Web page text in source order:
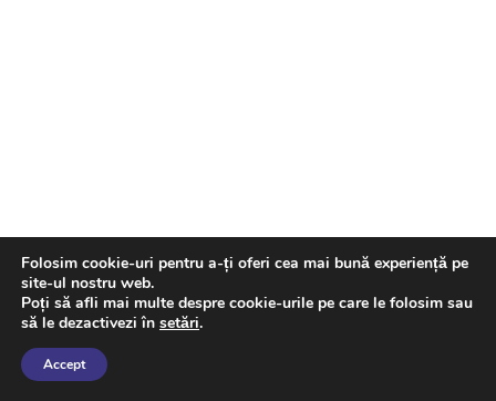
Folosim cookie-uri pentru a-ți oferi cea mai bună experiență pe
site-ul nostru web.
Poți să afli mai multe despre cookie-urile pe care le folosim sau
să le dezactivezi în setări.
Accept